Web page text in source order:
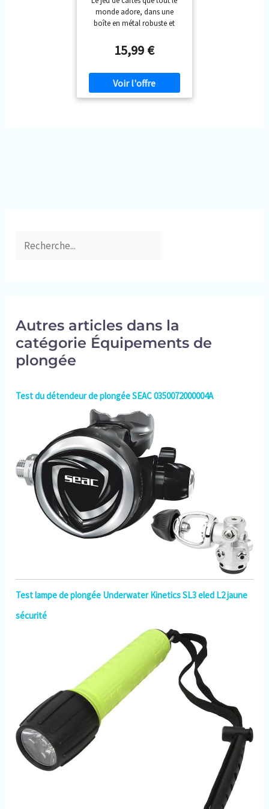
monde adore, dans une
boîte en métal robuste et
la boîte est 100 % recyclable.
Véritable star de vos soirées
et/ou adultes, le jeu de cartes
UNO peut réunir entre 2 et 10
joueurs au sein d’une même
15,99 €
Autres articles dans la
catégorie Équipements de
plongée
Test du détendeur de plongée SEAC 0350072000004A
Test lampe de plongée Underwater Kinetics SL3 eled L2 jaune
sécurité